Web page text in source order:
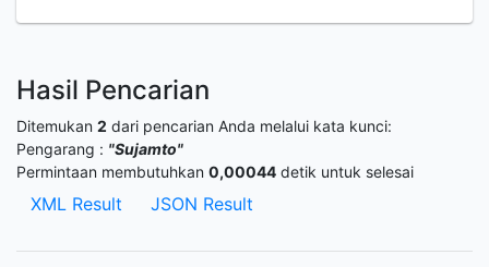
Hasil Pencarian
Ditemukan 2 dari pencarian Anda melalui kata kunci:
Pengarang : "Sujamto"
Permintaan membutuhkan 0,00044 detik untuk selesai
XML Result JSON Result